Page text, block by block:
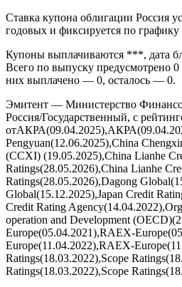
Ставка купона облигации Россия
годовых и фиксируется по
Купоны выплачиваются ***, дата
Всего по выпуску предусмотрено
них выплачено — 0, осталось — 0.
Эмитент — Министерство
Россия/Государственный, с
Pengyuan(12.06.2025),China
(CCXI) (19.05.2025),China Lianhe
Ratings(28.05.2026),China Lianhe
Ratings(28.05.2026),Dagong
Global(15.12.2025),Japan Credit
Credit Rating
operation and Development
Europe(05.04.2021),RAEX-
Europe(11.04.2022),RAEX-
Ratings(18.03.2022),Scope
Ratings(18.03.2022),Scope